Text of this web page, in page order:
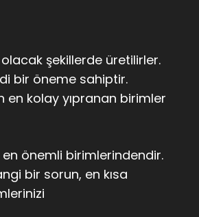
şekillerde üretilirler.
bir öneme sahiptir.
en kolay yıpranan birimler
en önemli birimlerindendir.
bir sorun, en kısa